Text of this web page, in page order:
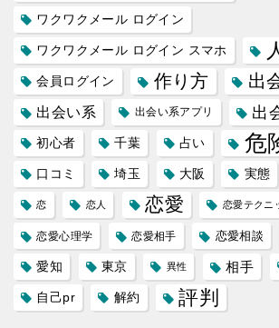
ワクワクメール ログイン
ワクワクメール ログイン スマホ
会員ログイン 作り方 出
出会い系 出会い系アプリ 出
初心者 千葉 占い 危
口コミ 埼玉 大阪 実態
恋 恋人 恋愛 恋愛テクニ
恋愛心理学 恋愛相手 恋愛相談
愛知 東京 異性 相手
自己pr 解約 評判